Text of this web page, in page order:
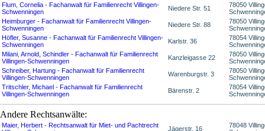
Flum, Cornelia - Fachanwalt für Familienrecht Villingen-
Schwenningen
Niedere Str. 51
78050
Heimburger - Fachanwalt für Familienrecht Villingen-
Schwenningen
Niedere Str. 88
78050
Höfler, Susanne - Fachanwalt für Familienrecht Villingen-
Schwenningen
Karlstr. 36
78054
Milani, Arnold, Schindler - Fachanwalt für Familienrecht
Villingen-Schwenningen
Kanzleigasse 22
78050
Schreiber, Hartung - Fachanwalt für Familienrecht
Villingen-Schwenningen
Warenburgstr. 3
78050
Tritschler, Michael - Fachanwalt für Familienrecht
Villingen-Schwenningen
Bärenstr. 2
78054
Andere Rechtsanwälte:
Maier, Herbert - Rechtsanwalt für Miet- und Pachtrecht
Jägerstr. 16
78048